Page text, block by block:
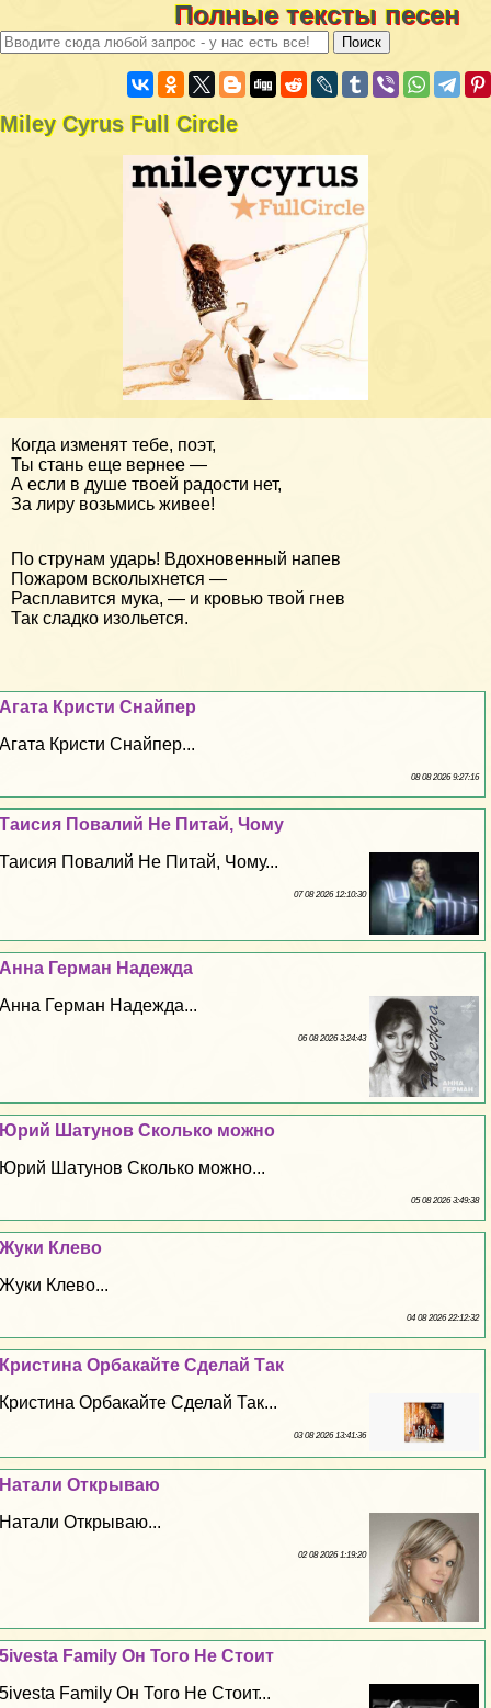
Полные тексты песен
Miley Cyrus Full Circle
Когда изменят тебе, поэт,
Ты стань еще вернее —
А если в душе твоей радости нет,
За лиру возьмись живее!
По струнам ударь! Вдохновенный напев
Пожаром всколыхнется —
Расплавится мука, — и кровью твой гнев
Так сладко изольется.
Агата Кристи Снайпер
Агата Кристи Снайпер...
08 08 2026 9:27:16
Таисия Повалий Не Питай, Чому
Таисия Повалий Не Питай, Чому...
07 08 2026 12:10:30
Анна Герман Надежда
Анна Герман Надежда...
06 08 2026 3:24:43
Юрий Шатунов Сколько можно
Юрий Шатунов Сколько можно...
05 08 2026 3:49:38
Жуки Клево
Жуки Клево...
04 08 2026 22:12:32
Кристина Орбакайте Сделай Так
Кристина Орбакайте Сделай Так...
03 08 2026 13:41:36
Натали Открываю
Натали Открываю...
02 08 2026 1:19:20
5ivesta Family Он Того Не Стоит
5ivesta Family Он Того Не Стоит...